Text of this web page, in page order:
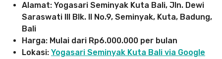
Alamat: Yogasari Seminyak Kuta Bali, Jln. Dewi
Saraswati III Blk. II No.9, Seminyak, Kuta, Badung,
Bali
Harga: Mulai dari Rp6.000.000 per bulan
Lokasi: Yogasari Seminyak Kuta Bali via Google